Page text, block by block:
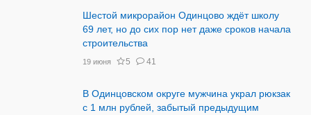
Шестой микрорайон Одинцово ждёт школу
69 лет, но до сих пор нет даже сроков начала
строительства
19 июня 5 41
В Одинцовском округе мужчина украл рюкзак
с 1 млн рублей, забытый предыдущим